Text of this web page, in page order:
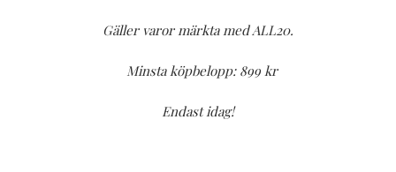
Gäller varor märkta med ALL20.
Minsta köpbelopp: 899 kr
Endast idag!